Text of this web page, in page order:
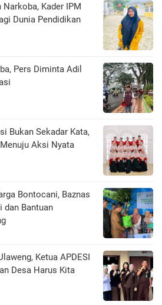
Kader IPM
Dunia Pendidikan
Pers Diminta Adil
Bukan Sekadar Kata,
Aksi Nyata
Bontocani, Baznas
dan Bantuan
Ketua APDESI
Desa Harus Kita